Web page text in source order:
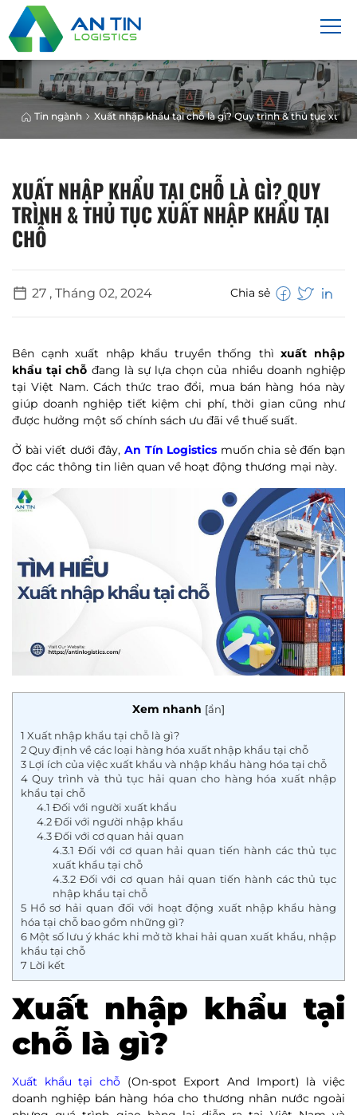
Tin ngành Xuất nhập khẩu tại chỗ là gì? Quy trình & thủ tục xuất
XUẤT NHẬP KHẨU TẠI CHỖ LÀ GÌ? QUY
TRÌNH & THỦ TỤC XUẤT NHẬP KHẨU TẠI
CHỖ
27 , Tháng 02, 2024 Chia sẻ
Bên cạnh xuất nhập khẩu truyền thống thìxuất nhập
khẩu tại chỗ đang là sự lựa chọn của nhiều doanh nghiệp
tại Việt Nam. Cách thức trao đổi, mua bán hàng hóa này
giúp doanh nghiệp tiết kiệm chi phí, thời gian cũng như
được hưởng một số chính sách ưu đãi về thuế suất.
Ở bài viết dưới đây, An Tín Logistics muốn chia sẻ đến bạn
đọc các thông tin liên quan về hoạt động thương mại này.
Xem nhanh [ẩn]
1 Xuất nhập khẩu tại chỗ là gì?
2Quy định về các loại hàng hóa xuất nhập khẩu tại chỗ
3 Lợi ích của việc xuất khẩu và nhập khẩu hàng hóa tại chỗ
4 Quy trình và thủ tục hải quan cho hàng hóa xuất nhập
khẩu tại chỗ
4.1 Đối với người xuất khẩu
4.2Đối với người nhập khẩu
4.3Đối với cơ quan hải quan
4.3.1 Đối với cơ quan hải quan tiến hành các thủ tục
xuất khẩu tại chỗ
4.3.2Đối với cơ quan hải quan tiến hành các thủ tục
nhập khẩu tại chỗ
5 Hồ sơ hải quan đối với hoạt động xuất nhập khẩu hàng
hóa tại chỗ bao gồm những gì?
6 Một số lưu ý khác khi mở tờ khai hải quan xuất khẩu, nhập
khẩu tại chỗ
7 Lời kết
Xuất nhập khẩu tại
chỗ là gì?
Xuất khẩu tại chỗ (On-spot Export And Import) là việc
doanh nghiệp bán hàng hóa cho thương nhân nước ngoài